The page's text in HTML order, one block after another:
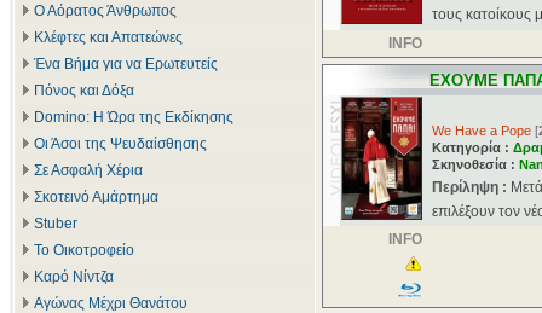
Ο Αόρατος Άνθρωπος
Κλέφτες και Απατεώνες
Ένα Βήμα για να Ερωτευτείς
Πόνος και Δόξα
Domino: Η Ώρα της Εκδίκησης
Οι Άσοι της Ψευδαίσθησης
Σε Ασφαλή Χέρια
Σκοτεινό Αμάρτημα
Stuber
Το Οικοτροφείο
Καρό Νίντζα
Αγώνας Μέχρι Θανάτου
τους κατοίκους
INFO
ΕΧΟΥΜΕ
We Have a Pope [
Κατηγορία :
Σκηνοθεσία :
Περίληψη :
επιλέξουν τον
INFO